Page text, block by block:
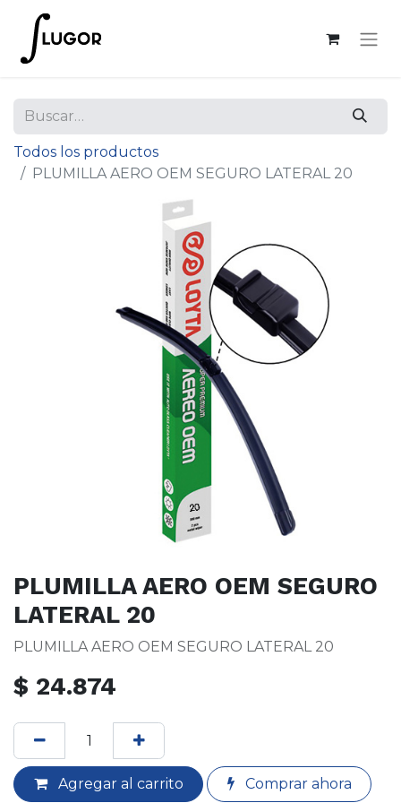
Todos los productos
PLUMILLA AERO OEM SEGURO LATERAL 20
PLUMILLA AERO OEM SEGURO
LATERAL 20
PLUMILLA AERO OEM SEGURO LATERAL 20
$ 24.874
Agregar al carrito Comprar ahora